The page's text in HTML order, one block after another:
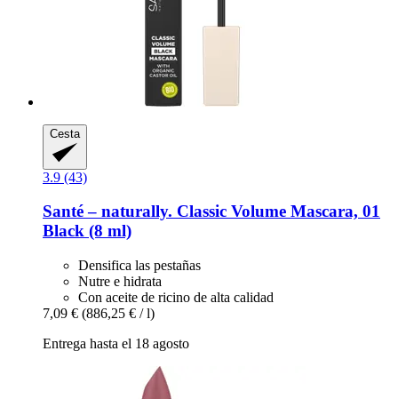
Cesta
3.9 (43)
Santé – naturally. Classic Volume Mascara, 01
Black (8 ml)
Densifica las pestañas
Nutre e hidrata
Con aceite de ricino de alta calidad
7,09 € (886,25 € / l)
Entrega hasta el 18 agosto